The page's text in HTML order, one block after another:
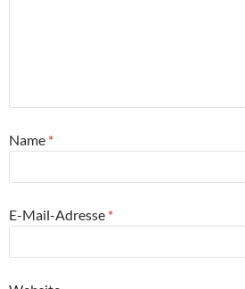
Name *
E-Mail-Adresse *